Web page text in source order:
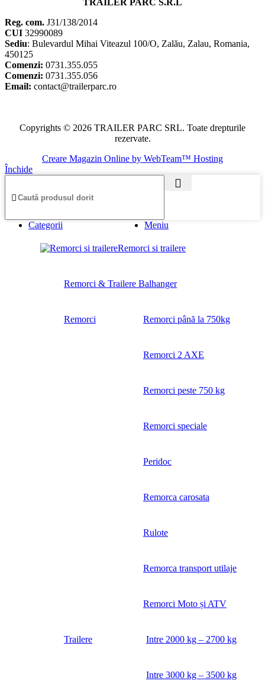
TRAILER PARC S.R.L
Reg. com. J31/138/2014
CUI 32990089
Sediu: Bulevardul Mihai Viteazul 100/O, Zalău, Zalau, Romania,
450125
Comenzi: 0731.355.055
Comenzi: 0731.355.056
Email: contact@trailerparc.ro
Copyrights © 2026 TRAILER PARC SRL. Toate drepturile
rezervate.
Creare Magazin Online by WebTeam™ Hosting
Închide
Meniu
Categorii
Remorci si trailere
Remorci & Trailere Balhanger
Remorci Remorci până la 750kg
Remorci 2 AXE
Remorci peste 750 kg
Remorci speciale
Peridoc
Remorca carosata
Rulote
Remorca transport utilaje
Remorci Moto și ATV
Trailere Intre 2000 kg – 2700 kg
Intre 3000 kg – 3500 kg